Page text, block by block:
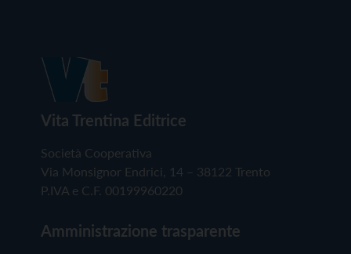
Vita Trentina Editrice
Società Cooperativa
Via Monsignor Endrici, 14 – 38122 Trento
P.IVA e C.F. 00199960220
Amministrazione trasparente